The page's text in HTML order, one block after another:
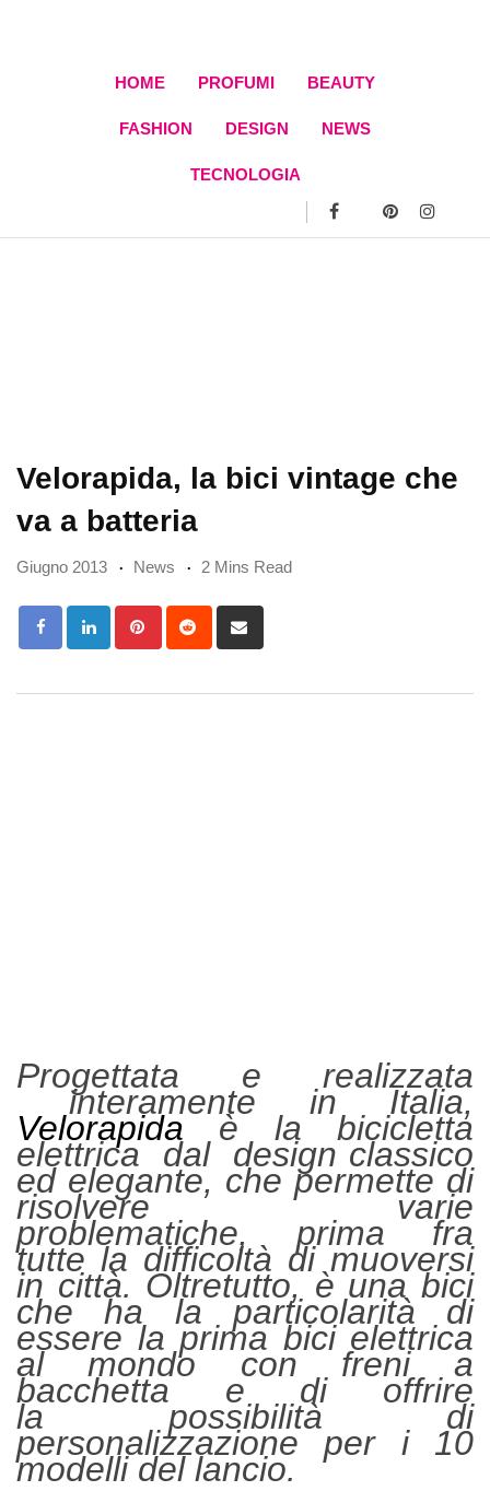
HOME PROFUMI BEAUTY
FASHION DESIGN NEWS
TECNOLOGIA
Velorapida, la bici vintage che
va a batteria
Giugno 2013 News 2 Mins Read
PinterestReddit
via
Progettata e realizzata
interamente in Italia,
Velorapida è la bicicletta
elettrica dal design classico
ed elegante, che permette di
risolvere varie
problematiche, prima fra
tutte la difficoltà di muoversi
in città. Oltretutto, è una bici
che ha la particolarità di
essere la prima bici elettrica
al mondo con freni a
bacchetta e di offrire
la possibilità di
personalizzazione per i 10
modelli del lancio.